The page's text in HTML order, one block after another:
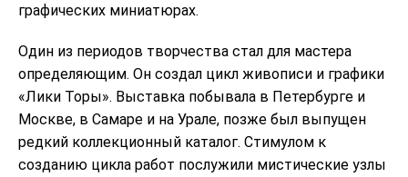
графических миниатюрах.
Один из периодов творчества стал для мастера
определяющим. Он создал цикл живописи и графики
«Лики Торы». Выставка побывала в Петербурге и
Москве, в Самаре и на Урале, позже был выпущен
редкий коллекционный каталог. Стимулом к
созданию цикла работ послужили мистические узлы